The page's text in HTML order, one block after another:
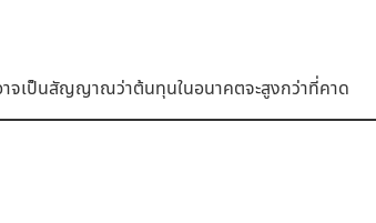
าจเป็นสัญญาณว่าต้นทุนในอนาคตจะสูงกว่าที่คาด